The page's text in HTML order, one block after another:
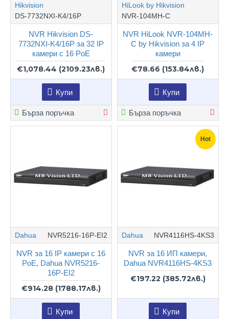
Hikvision
DS-7732NXI-K4/16P
NVR Hikvision DS-
7732NXI-K4/16P за 32 IP
камери с 16 PoE
€1,078.44 (2109.23лв.)
Купи
Бърза поръчка
HiLook by Hikvision
NVR-104MH-C
NVR HiLook NVR-104MH-
C by Hikvision за 4 IP
камери
€78.66 (153.84лв.)
Купи
Бърза поръчка
Dahua NVR5216-16P-EI2
NVR за 16 IP камери с 16
PoE, Dahua NVR5216-
16P-EI2
€914.28 (1788.17лв.)
Купи
Hot
Dahua NVR4116HS-4KS3
NVR за 16 ИП камери,
Dahua NVR4116HS-4KS3
€197.22 (385.72лв.)
Купи